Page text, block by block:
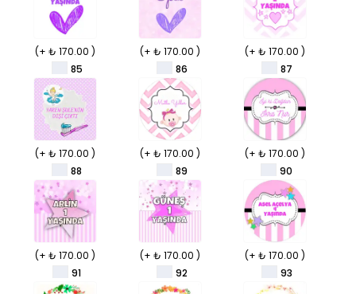
(+ ₺ 170.00 )
85
(+ ₺ 170.00 )
86
(+ ₺ 170.00 )
87
(+ ₺ 170.00 )
88
(+ ₺ 170.00 )
89
(+ ₺ 170.00 )
90
(+ ₺ 170.00 )
91
(+ ₺ 170.00 )
92
(+ ₺ 170.00 )
93